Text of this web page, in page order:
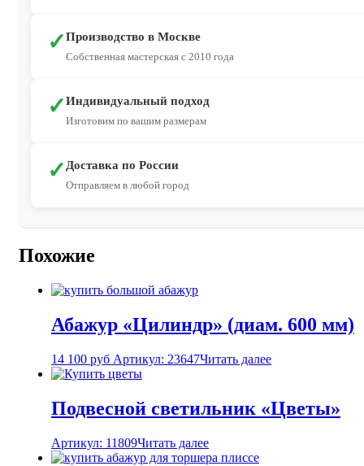
✓Производство в Москве
Собственная мастерская с 2010 года
✓Индивидуальный подход
Изготовим по вашим размерам
✓Доставка по России
Отправляем в любой город
Похожие
Абажур «Цилиндр» (диам. 600 мм)
14 100 руб Артикул: 23647Читать далее
Подвесной светильник «Цветы»
Артикул: 11809Читать далее